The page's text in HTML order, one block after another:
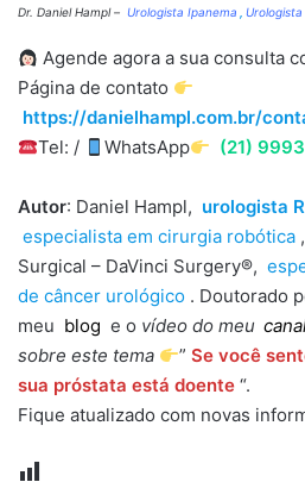
Dr. Daniel Hampl – Urologista Ipanema
Agende agora a sua consulta
Página de contato
https://danielhampl.com.br/
Tel: /
WhatsApp (21)
Autor: Daniel Hampl, urologista
especialista em cirurgia robótica
Surgical – DaVinci Surgery®,
de câncer urológico . Doutorado
meu blog e o vídeo do meu
sobre este tema
” Se você
sua próstata está doente “.
Fique atualizado com novas